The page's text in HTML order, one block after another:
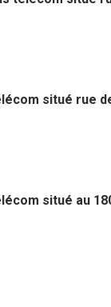
situé rue
situé au